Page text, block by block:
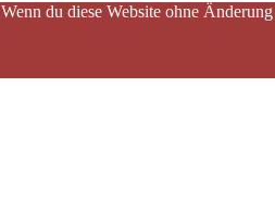
du diese Website ohne